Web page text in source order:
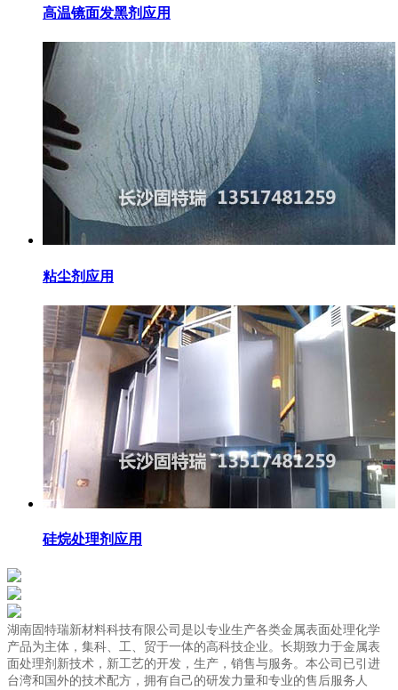
高温镜面发黑剂应用
粘尘剂应用
硅烷处理剂应用
湖南固特瑞新材料科技有限公司是以专业生产各类金属表面处理化学
产品为主体，集科、工、贸于一体的高科技企业。长期致力于金属表
面处理剂新技术，新工艺的开发，生产，销售与服务。本公司已引进
台湾和国外的技术配方，拥有自己的研发力量和专业的售后服务人